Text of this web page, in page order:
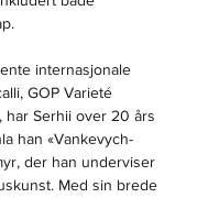
internasjonale
GOP Varieté
har Serhii over 20 års
han «Vankevych-
der han underviser
Med sin brede